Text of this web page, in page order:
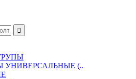
УНИВЕРСАЛЬНЫЕ (..